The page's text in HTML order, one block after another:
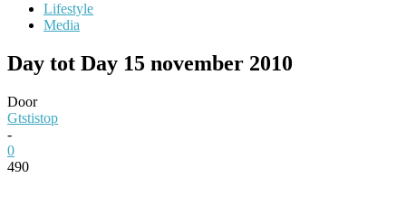
Lifestyle
Media
Day tot Day 15 november 2010
Door
Gtstistop
-
0
490